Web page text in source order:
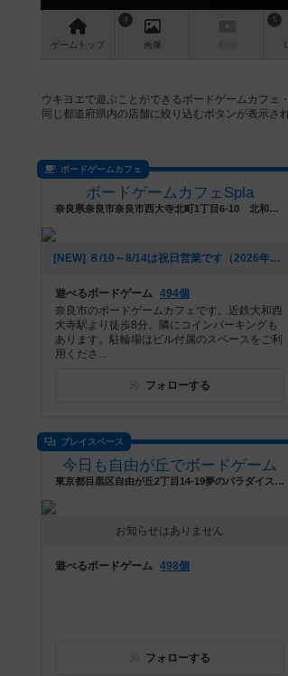
ゲーム トップ
4
画像
5
ウキヨエで遊ぶことができるボードゲームカフェ
同じ都道府県内の店舗に絞り込むボタンが表示され
ボードゲームカフェ
ボードゲームカフェSpla
奈良県奈良市奈良市西大寺北町1丁目6-10 北和ビル3階
[NEW] ８/10～8/14は祝日営業です（2026年08月08日 20時54分）
遊べるボードゲーム 494個
奈良市のボードゲームカフェです。近鉄大和西
大寺駅より徒歩8分。隣にコインパーキングも
あります。駐輪場はビル付属のスペースをご利
用くださ...
フォローする
プレイスペース
今日も自由が丘でボードゲーム
東京都目黒区自由が丘2丁目14-19夢のパラダイス1階
お知らせはありません
遊べるボードゲーム 498個
フォローする